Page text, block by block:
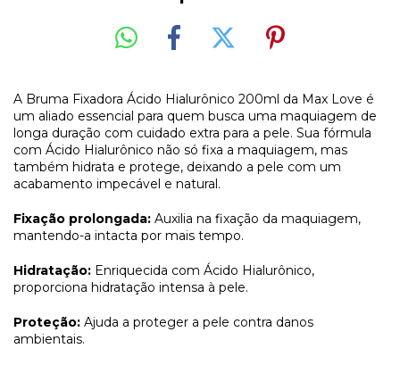
A Bruma Fixadora Ácido Hialurônico 200ml da Max Love é
um aliado essencial para quem busca uma maquiagem de
longa duração com cuidado extra para a pele. Sua fórmula
com Ácido Hialurônico não só fixa a maquiagem, mas
também hidrata e protege, deixando a pele com um
acabamento impecável e natural.
Fixação prolongada: Auxilia na fixação da maquiagem,
mantendo-a intacta por mais tempo.
Hidratação: Enriquecida com Ácido Hialurônico,
proporciona hidratação intensa à pele.
Proteção: Ajuda a proteger a pele contra danos
ambientais.